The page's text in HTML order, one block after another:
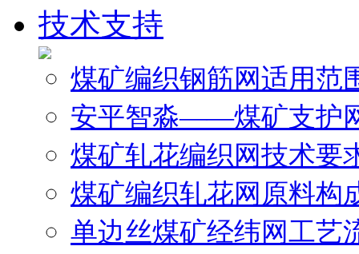
技术支持
煤矿编织钢筋网适用范
安平智淼——煤矿支护
煤矿轧花编织网技术要
煤矿编织轧花网原料构
单边丝煤矿经纬网工艺